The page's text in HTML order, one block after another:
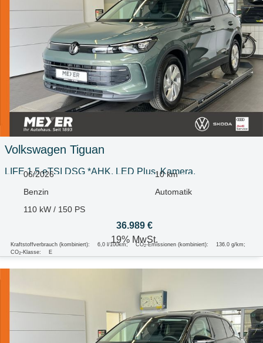
Volkswagen Tiguan
LIFE 1.5 eTSI DSG *AHK, LED Plus, Kamera,
06/2026
10 km
Benzin
Automatik
110 kW / 150 PS
36.989 €
19% MwSt.
Kraftstoffverbrauch (kombiniert): 6,0 l/100km; CO2-Emissionen (kombiniert): 136.0 g/km;
CO2-Klasse: E